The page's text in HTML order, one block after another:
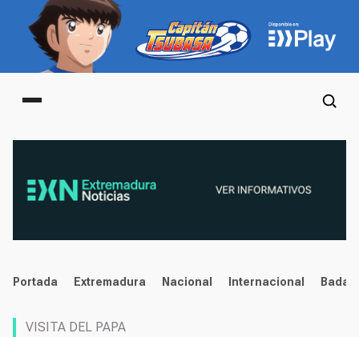
Main menu
noticias
Portada Extremadura Nacional Internacional
VISITA DEL PAPA